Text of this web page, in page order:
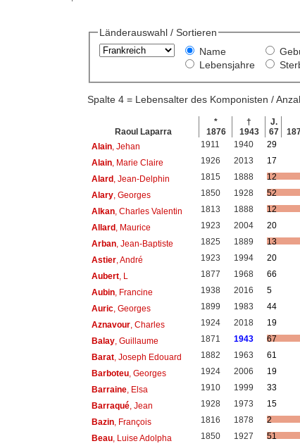
Länderauswahl / Sortieren
Name
Lebensjahre
Spalte 4 = Lebensalter des Komponisten /
Raoul Laparra
*
1876
†
1943
J.
67
Alain, Jehan 1911 1940
29
Alain, Marie Claire 1926 2013
17
Alard, Jean-Delphin 1815 1888
12
Alary, Georges 1850 1928
52
Alkan, Charles Valentin 1813 1888
12
Allard, Maurice 1923 2004
20
Arban, Jean-Baptiste 1825 1889
13
Astier, André 1923 1994
20
Aubert, L 1877 1968
66
Aubin, Francine 1938 2016
5
Auric, Georges 1899 1983
44
Aznavour, Charles 1924 2018
19
Balay, Guillaume 1871 1943
67
Barat, Joseph Edouard 1882 1963
61
Barboteu, Georges 1924 2006
19
Barraine, Elsa 1910 1999
33
Barraqué, Jean 1928 1973
15
Bazin, François 1816 1878
2
Beau, Luise Adolpha 1850 1927
51